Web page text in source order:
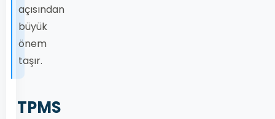
açısından
büyük
önem
taşır.
TPMS